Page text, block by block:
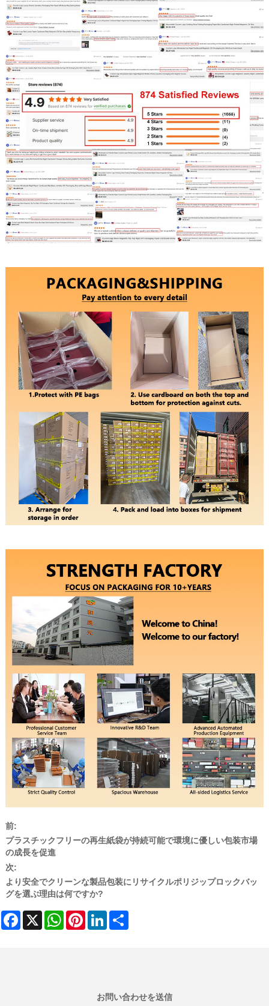
前:
プラスチックフリーの再生紙袋が持続可能で環境に優しい包装市場
の成長を促進
次:
より安全でクリーンな製品包装にリサイクルポリジップロックバッ
グを選ぶ理由は何ですか?
Facebook
X WhatsAppPinterestLinkedIn
お問い合わせを送信